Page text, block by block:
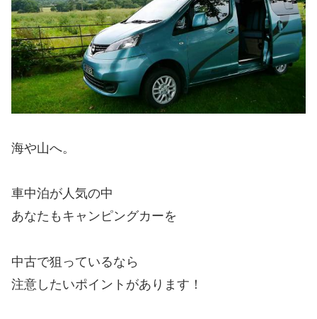
海や山へ。
車中泊が人気の中
あなたもキャンピングカーを
中古で狙っているなら
注意したいポイントがあります！